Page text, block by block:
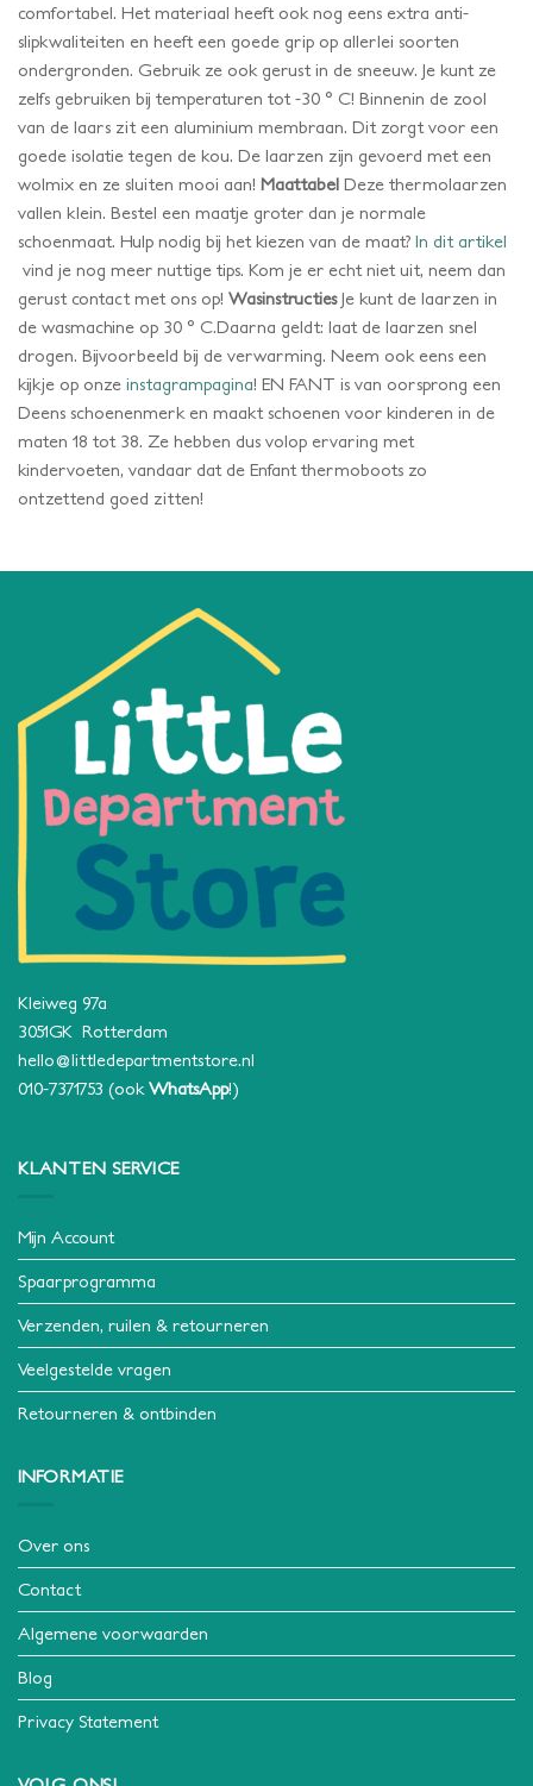
comfortabel. Het materiaal heeft ook nog eens extra anti-
slipkwaliteiten en heeft een goede grip op allerlei soorten
ondergronden. Gebruik ze ook gerust in de sneeuw. Je kunt ze
zelfs gebruiken bij temperaturen tot -30 ° C! Binnenin de zool
van de laars zit een aluminium membraan. Dit zorgt voor een
goede isolatie tegen de kou. De laarzen zijn gevoerd met een
wolmix en ze sluiten mooi aan! Maattabel Deze thermolaarzen
vallen klein. Bestel een maatje groter dan je normale
schoenmaat. Hulp nodig bij het kiezen van de maat? In dit artikel
vind je nog meer nuttige tips. Kom je er echt niet uit, neem dan
gerust contact met ons op! WasinstructiesJe kunt de laarzen in
de wasmachine op 30 ° C.Daarna geldt: laat de laarzen snel
drogen. Bijvoorbeeld bij de verwarming. Neem ook eens een
kijkje op onze instagrampagina! EN FANT is van oorsprong een
Deens schoenenmerk en maakt schoenen voor kinderen in de
maten 18 tot 38. Ze hebben dus volop ervaring met
kindervoeten, vandaar dat de Enfant thermoboots zo
ontzettend goed zitten!
Kleiweg 97a
3051GK Rotterdam
hello@littledepartmentstore.nl
010-7371753 (ook WhatsApp!)
KLANTEN SERVICE
Mijn Account
Spaarprogramma
Verzenden, ruilen & retourneren
Veelgestelde vragen
Retourneren & ontbinden
INFORMATIE
Over ons
Contact
Algemene voorwaarden
Blog
Privacy Statement